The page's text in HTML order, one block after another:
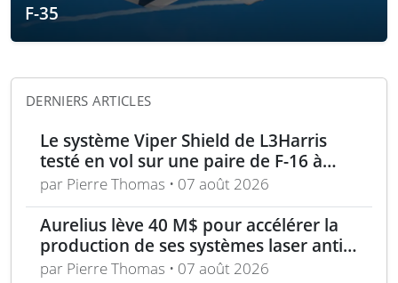
F-35
DERNIERS ARTICLES
Le système Viper Shield de L3Harris
testé en vol sur une paire de F-16 à
Edwards AFB
par Pierre Thomas • 07 août 2026
Aurelius lève 40 M$ pour accélérer la
production de ses systèmes laser anti-
drones
par Pierre Thomas • 07 août 2026